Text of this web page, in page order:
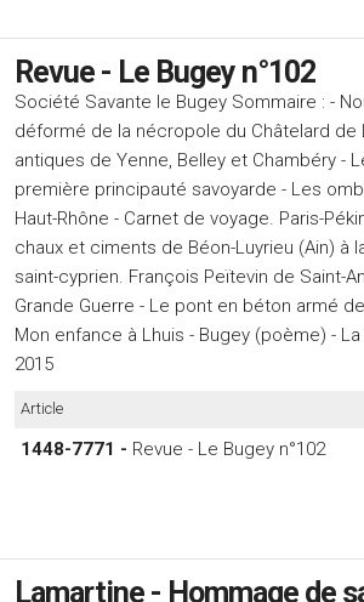
Revue - Le Bugey n°102
Société Savante le Bugey Sommaire : -
déformé de la nécropole du Châtelard de
antiques de Yenne, Belley et Chambéry -
première principauté savoyarde - Les
Haut-Rhône - Carnet de voyage. Paris-
chaux et ciments de Béon-Luyrieu (Ain) à
saint-cyprien. François Peïtevin de Saint-
Grande Guerre - Le pont en béton armé
Mon enfance à Lhuis - Bugey (poème) -
2015
Article
1448-7771 - Revue - Le Bugey n°102
Lamartine - Hommage de